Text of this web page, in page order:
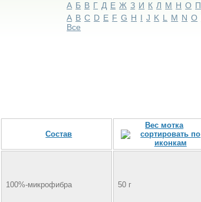
А Б В Г Д Е Ж З И К Л М Н О П
A B C D E F G H I J K L M N O
Все
Состав
Вес мотка
100%-микрофибра 50 г